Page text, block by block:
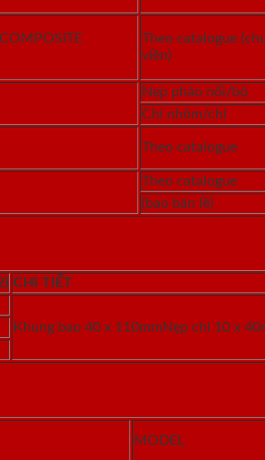
Theo catalogue
viền)
Nẹp phào nổi/bộ
Chỉ nhôm/chỉ
Theo catalogue
Theo catalogue
(bao bản lề)
) CHI TIẾT
Khung bao 40 x 110mmNẹp chỉ 10 x
MODEL